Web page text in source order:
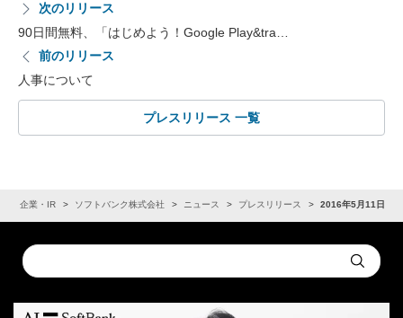
次のリリース
90日間無料、「はじめよう！Google Play&tra…
前のリリース
人事について
プレスリリース 一覧
企業・IR ソフトバンク株式会社 ニュース プレスリリース 2016年5月11日
Conduct
a
Submit